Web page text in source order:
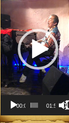
レ
ー
ヤ
ー
00:00 01:58